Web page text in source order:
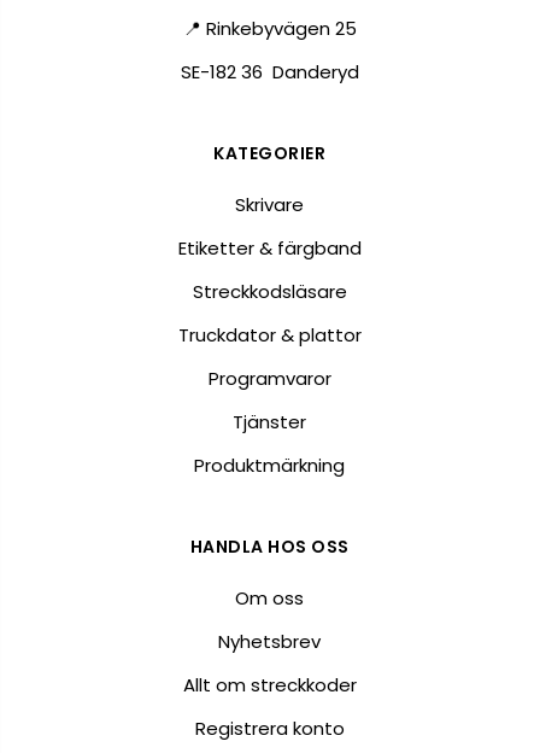
📍 Rinkebyvägen 25
SE-182 36 Danderyd
KATEGORIER
Skrivare
Etiketter & färgband
Streckkodsläsare
Truckdator & plattor
Programvaror
Tjänster
Produktmärkning
HANDLA HOS OSS
Om oss
Nyhetsbrev
Allt om streckkoder
Registrera konto